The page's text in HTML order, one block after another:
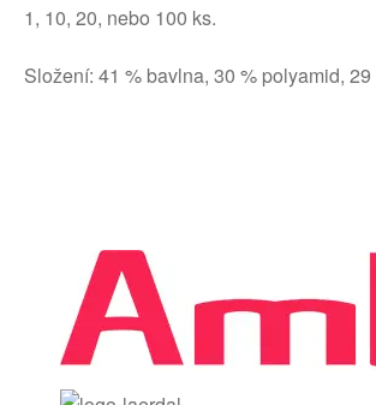
1, 10, 20, nebo 100 ks.
Složení: 41 % bavlna, 30 % polyamid,